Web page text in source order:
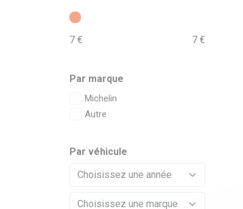
7 € 7 €
Par marque
Michelin
Autre
Par véhicule